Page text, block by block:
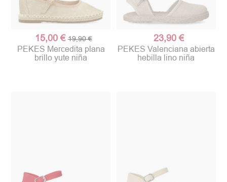
15,00 € 19,90 €
PEKES Mercedita plana
brillo yute niña
23,90 €
PEKES Valenciana abierta
hebilla lino niña